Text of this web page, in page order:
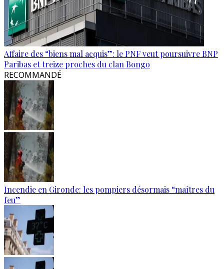
Affaire des “biens mal acquis”: le PNF veut poursuivre BNP
Paribas et treize proches du clan Bongo
RECOMMANDÉ
Incendie en Gironde: les pompiers désormais “maîtres du
feu”